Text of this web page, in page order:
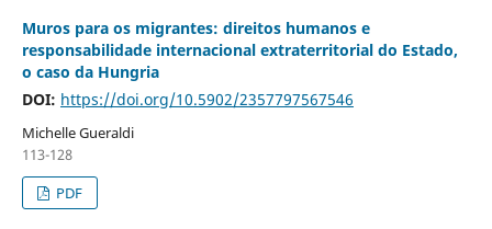
Muros para os migrantes: direitos humanos e
responsabilidade internacional extraterritorial do Estado,
o caso da Hungria
DOI: https://doi.org/10.5902/2357797567546
Michelle Gueraldi
113-128
PDF